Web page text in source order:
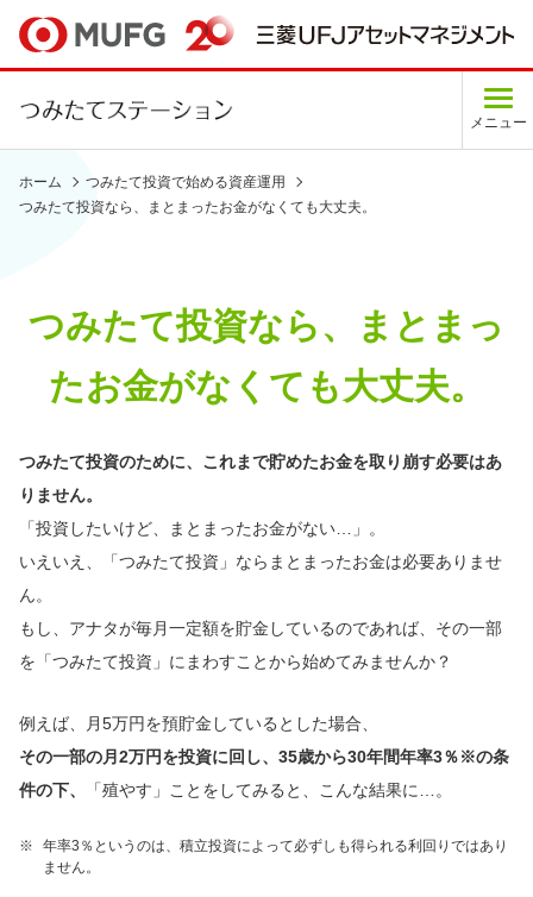
メニュー
ホーム
つみたて投資で始める資産運用
つみたて投資なら、まとまったお金がなくても大丈夫。
つみたて投資なら、まとまっ
たお金がなくても大丈夫。
つみたて投資のために、これまで貯めたお金を取り崩す必要はあ
りません。
「投資したいけど、まとまったお金がない…」。
いえいえ、「つみたて投資」ならまとまったお金は必要ありませ
ん。
もし、アナタが毎月一定額を貯金しているのであれば、その一部
を「つみたて投資」にまわすことから始めてみませんか？
例えば、月5万円を預貯金しているとした場合、
その一部の月2万円を投資に回し、35歳から30年間年率3％※の条
件の下、
「殖やす」ことをしてみると、こんな結果に…。
※
年率3％というのは、積立投資によって必ずしも得られる利回りではあり
ません。